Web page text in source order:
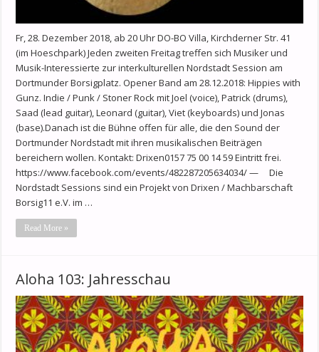
Fr, 28. Dezember 2018, ab 20 Uhr DO-BO Villa, Kirchderner Str. 41
(im Hoeschpark) Jeden zweiten Freitag treffen sich Musiker und
Musik-Interessierte zur interkulturellen Nordstadt Session am
Dortmunder Borsigplatz. Opener Band am 28.12.2018: Hippies with
Gunz. Indie / Punk / Stoner Rock mit Joel (voice), Patrick (drums),
Saad (lead guitar), Leonard (guitar), Viet (keyboards) und Jonas
(base).Danach ist die Bühne offen für alle, die den Sound der
Dortmunder Nordstadt mit ihren musikalischen Beiträgen
bereichern wollen. Kontakt: Drixen0157 75 00 14 59 Eintritt frei.
https://www.facebook.com/events/482287205634034/ — Die
Nordstadt Sessions sind ein Projekt von Drixen / Machbarschaft
Borsig11 e.V. im …
Read More »
Aloha 103: Jahresschau